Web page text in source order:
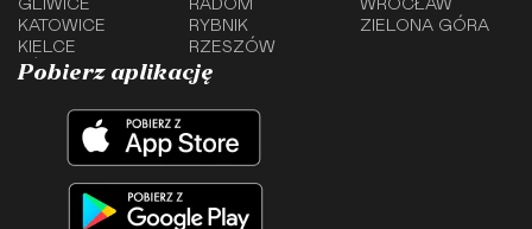
GLIWICE
KATOWICE
KIELCE
RADOM
RYBNIK
RZESZÓW
WROCŁAW
ZIELONA GÓRA
Pobierz aplikację